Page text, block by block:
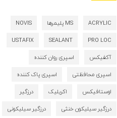
ACRYLIC MS پلیمرها
NOVIS
PRO LOC
SEALANT
USTAFIX
آکفیکس
اسپری روان کننده
اسپری محافظتی
اسپری پاک کننده
اوستافیکس
اکریلیک
درزگیر
درزگیر سیلیکون خنثی
درزگیر سیلیکونی